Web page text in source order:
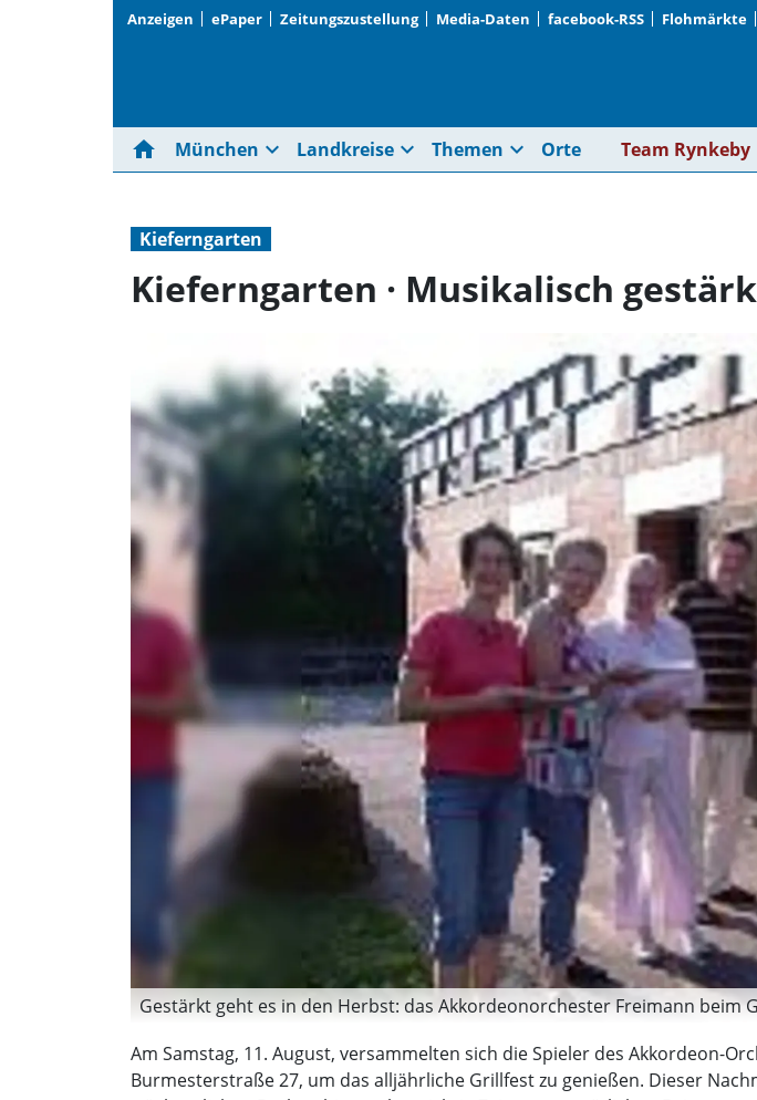
Anzeigen ePaper Zeitungszustellung Media-Daten facebook-RSS Flohmärkte
home München expand_more Landkreise expand_more Themen expand_more Orte Team Rynkeby
Kieferngarten
Kieferngarten · Musikalisch
Gestärkt geht es in den Herbst: das Akkordeonorchester Freimann beim
Am Samstag, 11. August, versammelten sich die Spieler des Akkordeon-
Burmesterstraße 27, um das alljährliche Grillfest zu genießen. Dieser